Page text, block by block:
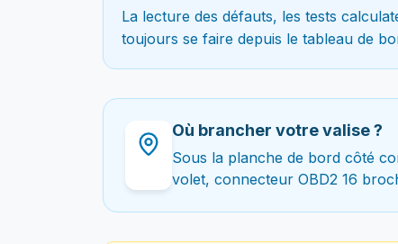
La lecture des défauts, les tests
toujours se faire depuis le tableau de
Où brancher votre valise ?
Sous la planche de bord côté
volet, connecteur OBD2 16